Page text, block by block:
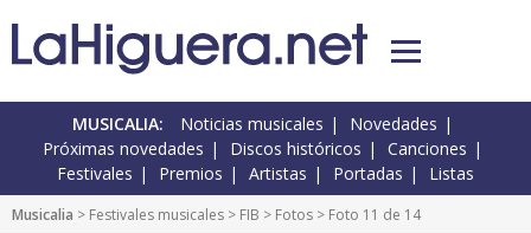
MUSICALIA: Noticias musicales
Novedades
Próximas novedades
Discos históricos
Canciones
Festivales
Premios Artistas Portadas Listas
Musicalia > Festivales musicales > FIB > Fotos > Foto 11 de 14